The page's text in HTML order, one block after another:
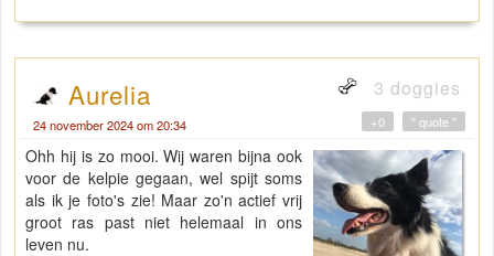
Aurelia 3 doggies
24 november 2024 om 20:34 " quote "
+0
Ohh hij is zo mooi. Wij waren bijna ook
voor de kelpie gegaan, wel spijt soms
als ik je foto's zie! Maar zo'n actief vrij
groot ras past niet helemaal in ons
leven nu.